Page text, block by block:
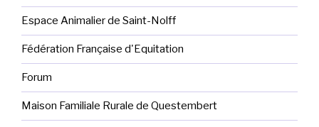
Espace Animalier de Saint-Nolff
Fédération Française d'Equitation
Forum
Maison Familiale Rurale de Questembert